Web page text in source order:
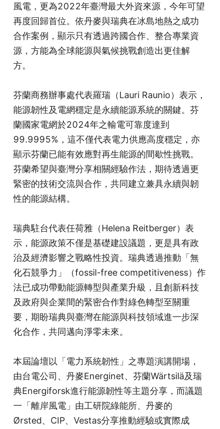
風電，更為2022年臺灣最大外資來源，今年可望
再度回歸首位。依丹麥與瑞典在冰島地熱之成功
合作案例，顯示只有透過跨國合作、整合專業資
源，方能為全球能源與氣候挑戰創造出更佳解
方。
芬蘭商務辦事處代表羅瑞（Lauri Raunio）表示，
能源韌性及電網穩定是永續能源系統的關鍵。芬
蘭國家電網於2024年之輸電可靠度達到
99.9995%，這不僅代表電力供應高度穩定，亦
顯示芬蘭已能有效應對再生能源的間歇性挑戰。
芬蘭希望與臺灣分享相關經驗作法，期待透過更
緊密的技術交流與合作，共同建立兼具永續與韌
性的能源結構。
瑞典駐台代表任荷雅（Helena Reitberger）表
示，能源政策不僅是基礎建設議題，更是具有政
治及經濟影響之戰略性投資。瑞典透過推動「無
化石競爭力」（fossil-free competitiveness）作
法已成功帶動能源轉型與產業升級，且創新科技
及政府與企業間的緊密合作對綠色轉型至關重
要，期盼瑞典與臺灣在能源與科技領域進一步深
化合作，共同邁向淨零未來。
本屆論壇以「電力系統韌性」之專題演講開場，
由台電公司、丹麥Energinet、芬蘭Wärtsilä及瑞
典Energiforsk進行能源韌性等主題分享，而議題
一「離岸風電」由工研院綠能所、丹麥的
Ørsted、CIP、Vestas分享推動經驗或實際成